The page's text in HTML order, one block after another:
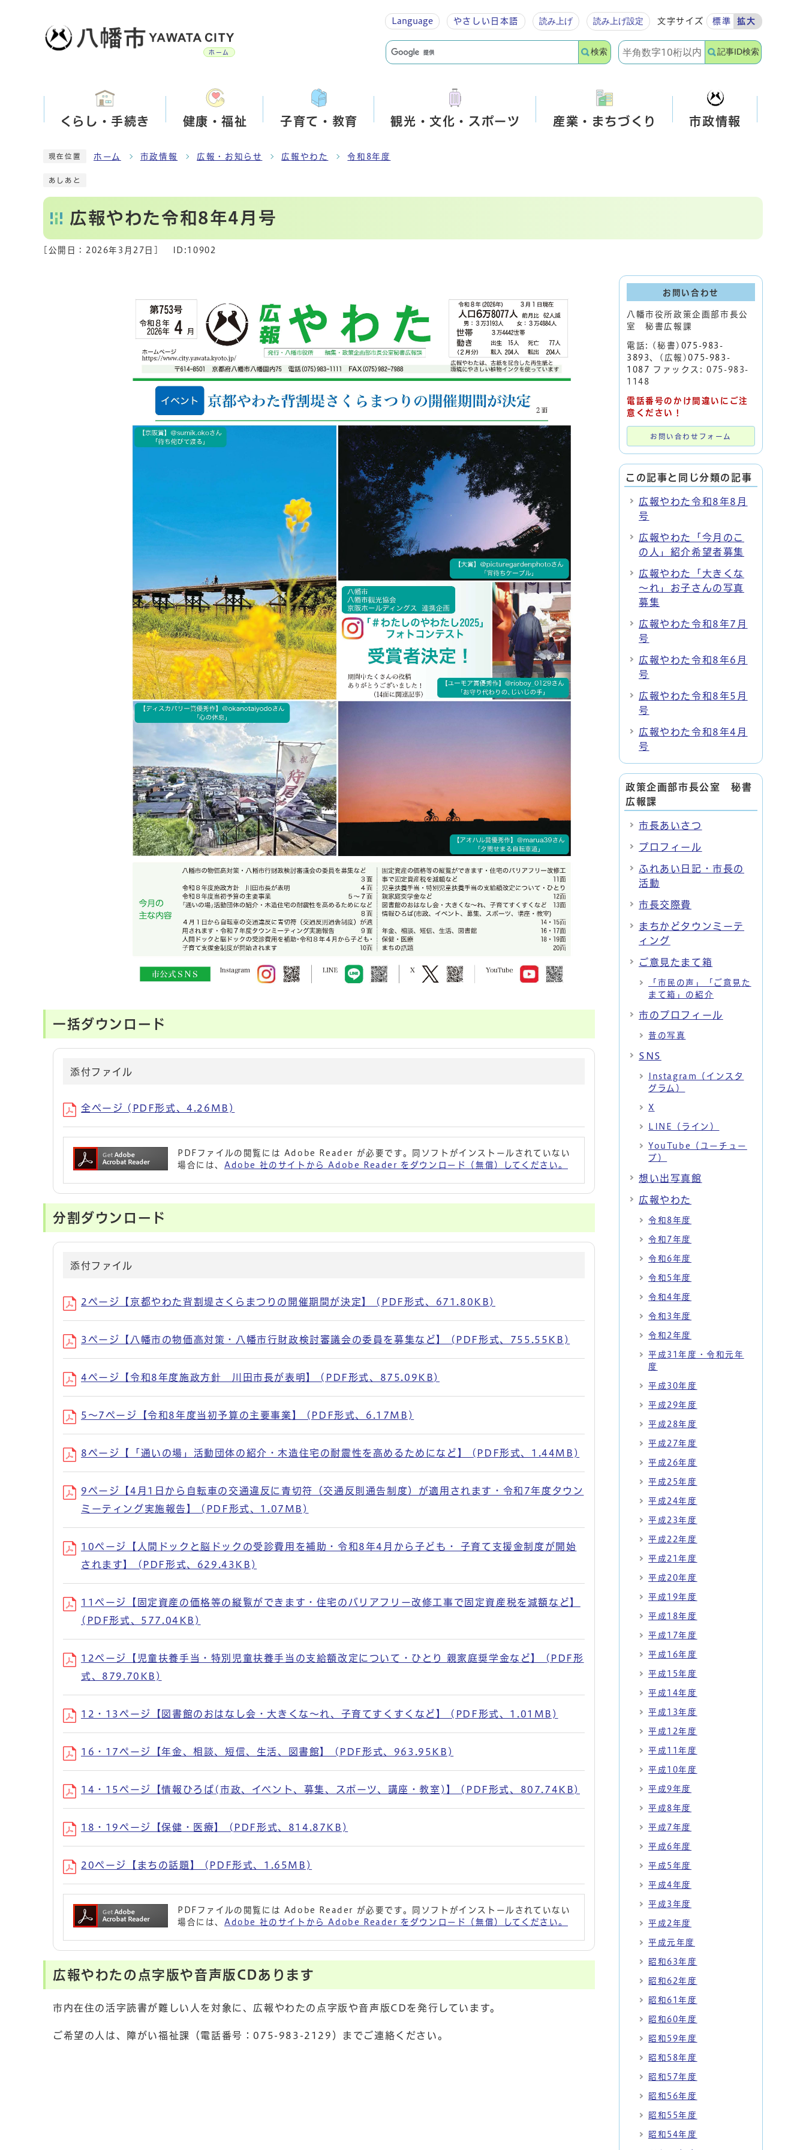
ホーム
Language やさしい 日本語 読み上げ 読み上げ設定 文字サイズ 標準 拡大
検索 記事ID検索
くらし・手続き 健康・福祉 子育て・教育 観光・文化・スポーツ 産業・まちづくり 市政情報
現在位置 ホーム 市政情報 広報・お知らせ 広報やわた 令和8年度
あしあと
広報やわた令和8年4月号
[公開日： 2026年3月27日 ID:10902
一括ダウンロード
添付ファイル
全ページ (PDF形式、4.26MB)
PDFファイルの閲覧には Adobe Reader が必要です。同ソフトがインストールされていない
場合には、 Adobe 社のサイトから Adobe Reader をダウンロード（無償）してください。
分割ダウンロード
添付ファイル
2ページ【京都やわた背割堤さくらまつりの開催期間が決定】 (PDF形式、671.80KB)
3ページ【八幡市の物価高対策・八幡市行財政検討審議会の委員を募集など】 (PDF形式、755.55KB)
4ページ【令和8年度施政方針 川田市長が表明】 (PDF形式、875.09KB)
5～7ページ【令和8年度当初予算の主要事業】 (PDF形式、6.17MB)
8ページ【「通いの場」活動団体の紹介・木造住宅の耐震性を高めるためになど】 (PDF形式、1.44MB)
9ページ【4月1日から自転車の交通違反に青切符（交通反則通告制度）が適用されます・令和7年度タウン
ミーティング実施報告】 (PDF形式、1.07MB)
10ページ【人間ドックと脳ドックの受診費用を補助・令和8年4月から子ども・ 子育て支援金制度が開始
されます】 (PDF形式、629.43KB)
11ページ【固定資産の価格等の縦覧ができます・住宅のバリアフリー改修工事で固定資産税を減額など】
(PDF形式、577.04KB)
12ページ【児童扶養手当・特別児童扶養手当の支給額改定について・ひとり 親家庭奨学金など】 (PDF形
式、879.70KB)
12・13ページ【図書館のおはなし会・大きくな～れ、子育てすくすくなど】 (PDF形式、1.01MB)
16・17ページ【年金、相談、短信、生活、図書館】 (PDF形式、963.95KB)
14・15ページ【情報ひろば(市政、イベント、募集、スポーツ、講座・教室)】 (PDF形式、807.74KB)
18・19ページ【保健・医療】 (PDF形式、814.87KB)
20ページ【まちの話題】 (PDF形式、1.65MB)
PDFファイルの閲覧には Adobe Reader が必要です。同ソフトがインストールされていない
場合には、 Adobe 社のサイトから Adobe Reader をダウンロード（無償）してください。
広報やわたの点字版や音声版CDあります
市内在住の活字読書が難しい人を対象に、広報やわたの点字版や音声版CDを発行しています。
ご希望の人は、障がい福祉課（電話番号：075-983-2129）までご連絡ください。
お問い合わせ
八幡市役所政策企画部市長公
室 秘書広報課
電話: (秘書) 075-983-
3893、(広報)075-983-
1087 ファックス: 075-983-
1148
電話番号のかけ間違いにご注
意ください！
お問い合わせフォーム
この記事と同じ分類の記事
広報やわた令和8年8月
号
広報やわた「今月のこ
の人」紹介希望者募集
広報やわた「大きくな
～れ」お子さんの写真
募集
広報やわた令和8年7月
号
広報やわた令和8年6月
号
広報やわた令和8年5月
号
広報やわた令和8年4月
号
政策企画部市長公室 秘書
広報課
市長あいさつ
プロフィール
ふれあい日記・市長の
活動
市長交際費
まちかどタウンミーテ
ィング
ご意見たまて箱
「市民の声」「ご意見た
まて箱」の紹介
市のプロフィール
昔の写真
SNS
Instagram（インスタ
グラム）
X
LINE（ライン）
YouTube（ユーチュー
ブ）
想い出写真館
広報やわた
令和8年度
令和7年度
令和6年度
令和5年度
令和4年度
令和3年度
令和2年度
平成31年度・令和元年
度
平成30年度
平成29年度
平成28年度
平成27年度
平成26年度
平成25年度
平成24年度
平成23年度
平成22年度
平成21年度
平成20年度
平成19年度
平成18年度
平成17年度
平成16年度
平成15年度
平成14年度
平成13年度
平成12年度
平成11年度
平成10年度
平成9年度
平成8年度
平成7年度
平成6年度
平成5年度
平成4年度
平成3年度
平成2年度
平成元年度
昭和63年度
昭和62年度
昭和61年度
昭和60年度
昭和59年度
昭和58年度
昭和57年度
昭和56年度
昭和55年度
昭和54年度